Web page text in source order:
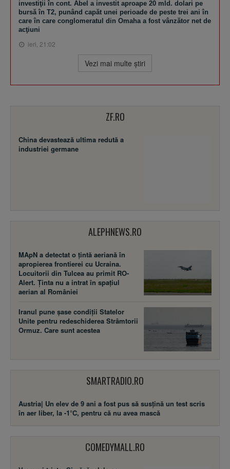
investiţii în cont. Abel a investit aproape 20 mld. dolari pe
bursă în T2, punând capăt unei perioade de peste trei ani în
care în care conglomeratul din Omaha a fost vânzător net de
acţiuni
ieri, 21:02
Vezi mai multe ştiri
ZF.RO
China devastează ultima redută a
industriei germane
ALEPHNEWS.RO
MApN a detectat o țintă aeriană în
apropierea frontierei cu Ucraina.
Locuitorii din Tulcea au primit RO-
Alert. Ținta nu a intrat în spațiul
aerian al României
Iranul pune șase condiții Statelor
Unite pentru redeschiderea Strâmtorii
Ormuz. Care sunt acestea
SMARTRADIO.RO
Austria| Un elev de 9 ani a fost pus să susţină un test scris
în aer liber, la -1°C, pentru că nu avea mască
COMEDYMALL.RO